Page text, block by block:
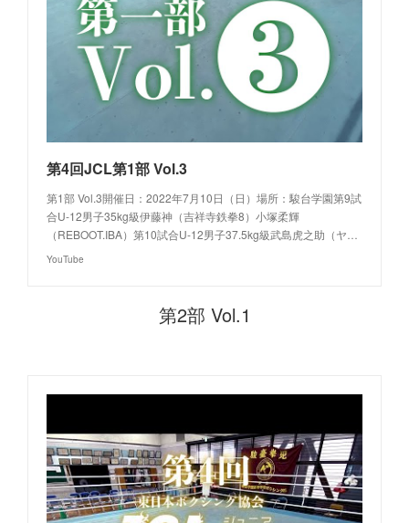
第4回JCL第1部 Vol.3
第1部 Vol.3開催日：2022年7月10日（日）場所：駿台学園第9試
合U-12男子35kg級伊藤神（吉祥寺鉄拳8）小塚柔輝
（REBOOT.IBA）第10試合U-12男子37.5kg級武島虎之助（ヤ…
YouTube
第2部 Vol.1